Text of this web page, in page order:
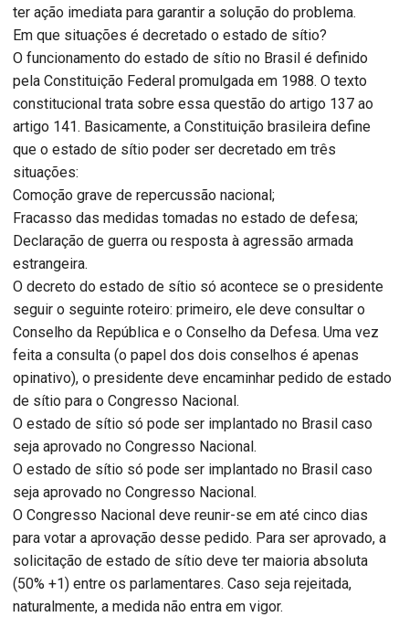
ter ação imediata para garantir a solução do problema.
Em que situações é decretado o estado de sítio?
O funcionamento do estado de sítio no Brasil é definido
pela Constituição Federal promulgada em 1988. O texto
constitucional trata sobre essa questão do artigo 137 ao
artigo 141. Basicamente, a Constituição brasileira define
que o estado de sítio poder ser decretado em três
situações:
Comoção grave de repercussão nacional;
Fracasso das medidas tomadas no estado de defesa;
Declaração de guerra ou resposta à agressão armada
estrangeira.
O decreto do estado de sítio só acontece se o presidente
seguir o seguinte roteiro: primeiro, ele deve consultar o
Conselho da República e o Conselho da Defesa. Uma vez
feita a consulta (o papel dos dois conselhos é apenas
opinativo), o presidente deve encaminhar pedido de estado
de sítio para o Congresso Nacional.
O estado de sítio só pode ser implantado no Brasil caso
seja aprovado no Congresso Nacional.
O estado de sítio só pode ser implantado no Brasil caso
seja aprovado no Congresso Nacional.
O Congresso Nacional deve reunir-se em até cinco dias
para votar a aprovação desse pedido. Para ser aprovado, a
solicitação de estado de sítio deve ter maioria absoluta
(50% +1) entre os parlamentares. Caso seja rejeitada,
naturalmente, a medida não entra em vigor.